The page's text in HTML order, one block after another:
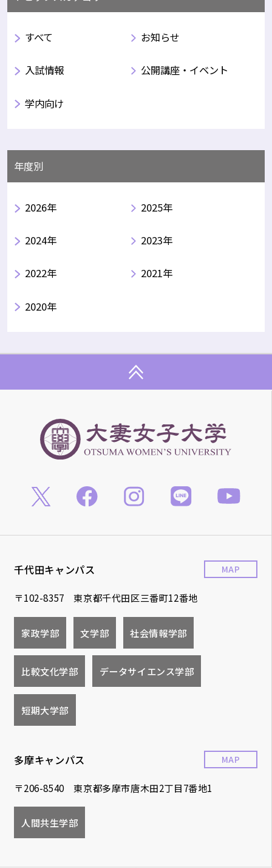
すべて お知らせ
入試情報 公開講座・イベント
学内向け
年度別
2026年 2025年
2024年 2023年
2022年 2021年
2020年
千代田キャンパス
〒102-8357 東京都千代田区三番町12番地
MAP
家政学部 文学部 社会情報学部
比較文化学部 データサイエンス学部
短期大学部
多摩キャンパス
〒206-8540 東京都多摩市唐木田2丁目7番地1
MAP
人間共生学部